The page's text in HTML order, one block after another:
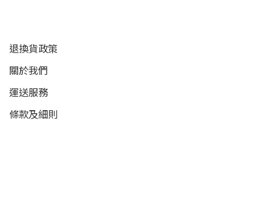
退換貨政策
關於我們
運送服務
條款及細則